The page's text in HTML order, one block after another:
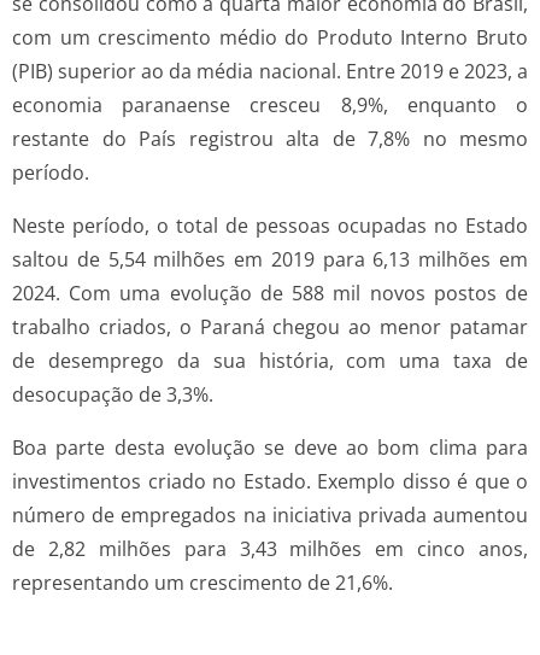
com um crescimento médio do Produto Interno Bruto
(PIB) superior ao da média nacional. Entre 2019 e 2023, a
economia paranaense cresceu 8,9%, enquanto o
restante do País registrou alta de 7,8% no mesmo
período.
Neste período, o total de pessoas ocupadas no Estado
saltou de 5,54 milhões em 2019 para 6,13 milhões em
2024. Com uma evolução de 588 mil novos postos de
trabalho criados, o Paraná chegou ao menor patamar
de desemprego da sua história, com uma taxa de
desocupação de 3,3%.
Boa parte desta evolução se deve ao bom clima para
investimentos criado no Estado. Exemplo disso é que o
número de empregados na iniciativa privada aumentou
de 2,82 milhões para 3,43 milhões em cinco anos,
representando um crescimento de 21,6%.